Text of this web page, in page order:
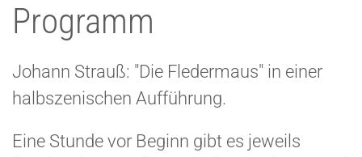
Programm
Johann Strauß: "Die Fledermaus" in einer
halbszenischen Aufführung.
Eine Stunde vor Beginn gibt es jeweils